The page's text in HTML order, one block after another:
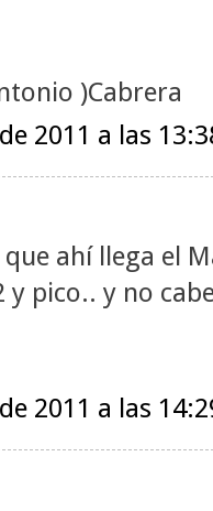
)Cabrera
2011 a las
ahí llega el
y pico.. y no
2011 a las